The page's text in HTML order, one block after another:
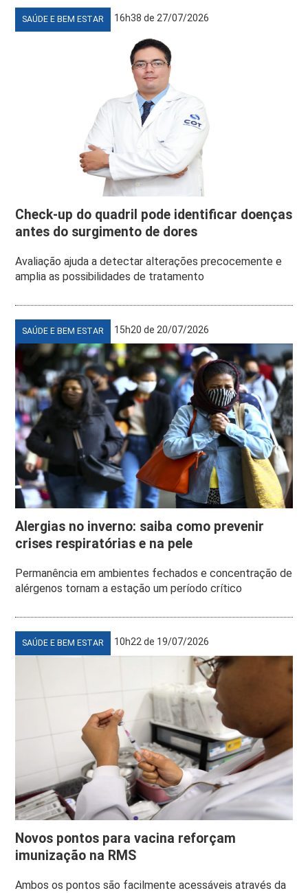
SAÚDE E BEM ESTAR 16h38 de 27/07/2026
Check-up do quadril pode identificar doenças
antes do surgimento de dores
Avaliação ajuda a detectar alterações precocemente e
amplia as possibilidades de tratamento
SAÚDE E BEM ESTAR 15h20 de 20/07/2026
Alergias no inverno: saiba como prevenir
crises respiratórias e na pele
Permanência em ambientes fechados e concentração de
alérgenos tornam a estação um período crítico
SAÚDE E BEM ESTAR 10h22 de 19/07/2026
Novos pontos para vacina reforçam
imunização na RMS
Ambos os pontos são facilmente acessáveis através da